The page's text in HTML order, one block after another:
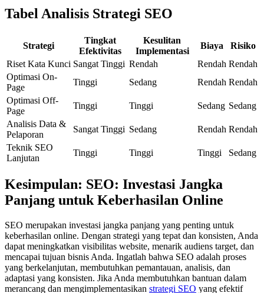
Tabel Analisis Strategi SEO
Strategi
Tingkat
Efektivitas
Kesulitan
Implementasi
Biaya
Risiko
Riset Kata Kunci Sangat Tinggi Rendah Rendah Rendah
Optimasi On-
Page
Tinggi Sedang Rendah Rendah
Optimasi Off-
Page
Tinggi Tinggi Sedang Sedang
Analisis Data &
Pelaporan
Sangat Tinggi Sedang Rendah Rendah
Teknik SEO
Lanjutan
Tinggi Tinggi Tinggi Sedang
Kesimpulan: SEO: Investasi Jangka
Panjang untuk Keberhasilan Online
SEO merupakan investasi jangka panjang yang penting untuk
keberhasilan online. Dengan strategi yang tepat dan konsisten, Anda
dapat meningkatkan visibilitas website, menarik audiens target, dan
mencapai tujuan bisnis Anda. Ingatlah bahwa SEO adalah proses
yang berkelanjutan, membutuhkan pemantauan, analisis, dan
adaptasi yang konsisten. Jika Anda membutuhkan bantuan dalam
merancang dan mengimplementasikan strategi SEO yang efektif